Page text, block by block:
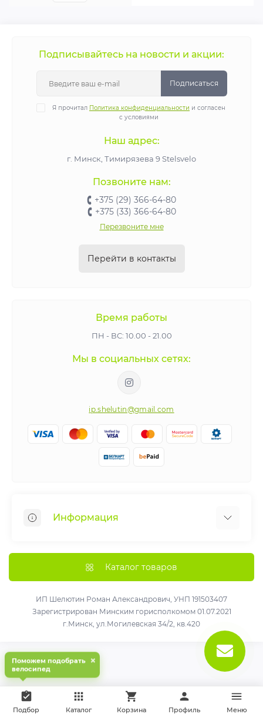
Подписывайтесь на новости и акции:
Подписаться
Я прочитал Политика конфиденциальности и согласен
с условиями
Наш адрес:
г. Минск, Тимирязева 9 Stelsvelo
Позвоните нам:
+375 (29) 366-64-80
+375 (33) 366-64-80
Перезвоните мне
Перейти в контакты
Время работы
ПН - ВС: 10.00 - 21.00
Мы в социальных сетях:
ip.shelutin@gmail.com
Информация
Как получить больше удовольствия от вашего
нового велосипеда !
О нас
Доставка и оплата
Договор публичной оферты
Связаться с нами
Карта сайта
Каталог товаров
ИП Шелютин Роман Александрович, УНП 191503407
Зарегистрирован Минским горисполкомом 01.07.2021
г.Минск, ул.Могилевская 34/2, кв.420
Поможем подобрать
велосипед
×
Подбор Каталог Корзина Профиль Меню